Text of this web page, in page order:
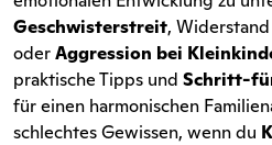
Geschwisterstreit,
oderAggression bei
praktische Tipps und Schritt-
für einen harmonischen
schlechtes Gewissen, wenn du